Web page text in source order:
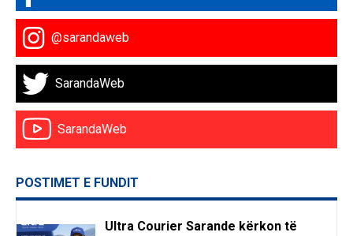
@sarandaweb
SarandaWeb
SarandaWeb
POSTIMET E FUNDIT
Ultra Courier Sarande kërkon të